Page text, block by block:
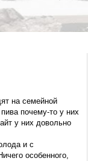
на семейной
почему-то у них
у них довольно
и с
особенного,